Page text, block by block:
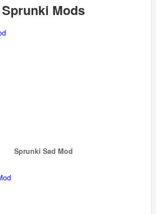
Sprunki Mods
Sprunki Sad Mod